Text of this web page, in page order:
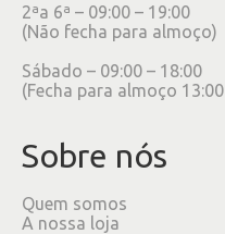
2ªa 6ª – 09:00 – 19:00
(Não fecha para almoço)
Sábado – 09:00 – 18:00
(Fecha para almoço
Sobre nós
Quem somos
A nossa loja